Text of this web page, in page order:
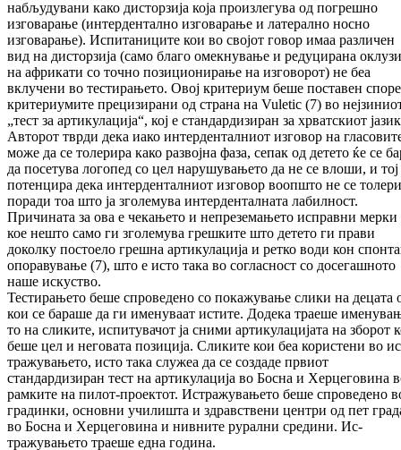
набљудувани како дисторзија која произлегува од погрешно
изговарање (ин­тердентално изговарање и латерално нос­но
изговарање). Испитаниците кои во својот го­вор имаа различен
вид на дисторзија (само благо омекнување и редуцирана
на африкати со точно позиционирање на из­говорот) не беа
вклучени во тестирањето. Овој критериум беше поставен
кри­те­риумите прецизирани од страна на Vuletic (7) во
„тест за артикулација“, кој е стан­дардизиран за хрватскиот
Ав­торот тврди дека иако интерденталниот из­го­вор на
може да се толерира како раз­војна фаза, сепак од детето ќе се
да по­сетува логопед со цел нарушувањето да не се влоши, и тој
потенцира дека ин­тер­ден­тал­ниот изговор воопшто не се
по­ра­ди тоа што ја зголемува интерденталната ла­билност.
Причината за ова е чекањето и не­преземањето исправни мерки
кое нешто само ги зголемува грешките што детето ги пра­ви
доколку постоело грешна ар­ти­ку­ла­ци­ја и ретко води кон
опоравување (7), што е исто така во согласност со до­се­гаш­но­то
наше искуство.
Тестирањето беше спроведено со по­ка­жу­ва­ње слики на децата
кои се бараше да ги име­ну­ваат истите. Додека траеше
то на сликите, испитувачот ја сними ар­ти­ку­ла­цијата на зборот
беше цел и не­го­ва­та позиција. Сликите кои беа користени во
тражувањето, исто така служеа да се соз­да­де првиот
стандардизиран тест на ар­ти­ку­ла­ци­ја во Босна и Херцеговина
рамките на пилот-проектот. Истражувањето беше спро­ведено
градинки, основни училишта и здравствени центри од пет
во Босна и Херцеговина и нивните рурални средини. Ис­
тражувањето траеше една година.